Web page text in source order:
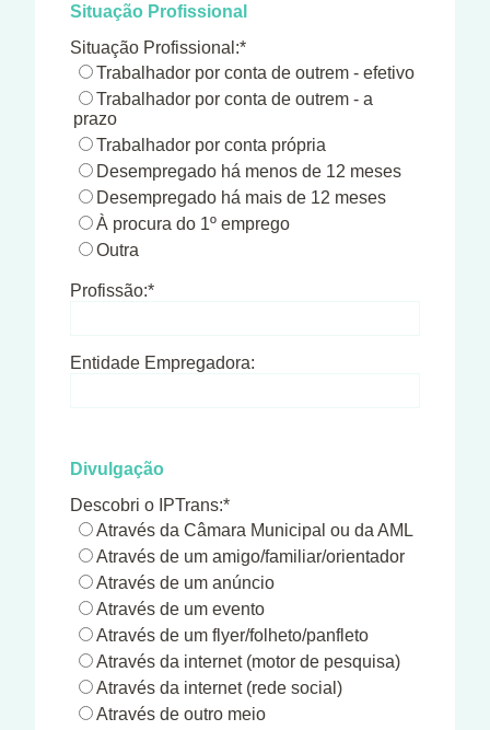
Situação Profissional
Situação Profissional:*
Trabalhador por conta de outrem - efetivo
Trabalhador por conta de outrem - a
prazo
Trabalhador por conta própria
Desempregado há menos de 12 meses
Desempregado há mais de 12 meses
À procura do 1º emprego
Outra
Profissão:*
Entidade Empregadora:
Divulgação
Descobri o IPTrans:*
Através da Câmara Municipal ou da AML
Através de um amigo/familiar/orientador
Através de um anúncio
Através de um evento
Através de um flyer/folheto/panfleto
Através da internet (motor de pesquisa)
Através da internet (rede social)
Através de outro meio